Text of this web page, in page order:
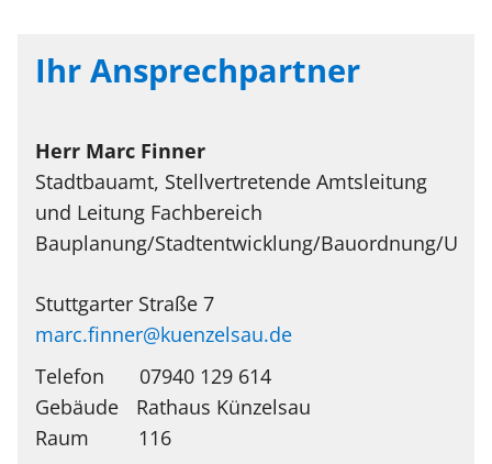
Ihr Ansprechpartner
Herr Marc Finner
Stadtbauamt, Stellvertretende Amtsleitung
und Leitung Fachbereich
Bauplanung/Stadtentwicklung/Bauordnung/
Stuttgarter Straße 7
marc.finner@kuenzelsau.de
Telefon
07940 129 614
Rathaus Künzelsau
116